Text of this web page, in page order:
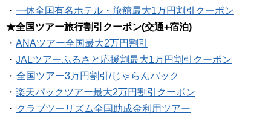
・ 一休全国有名ホテル・旅館最大1万円割引クーポン
★全国ツアー旅行割引クーポン(交通+宿泊)
・ ANAツアー全国最大2万円割引
・ JALツアーふるさと応援割最大1万円割引クーポン
・ 全国ツアー3万円割引/じゃらんパック
・ 楽天パックツアー最大2万円割引クーポン
・ クラブツーリズム全国助成金利用ツアー